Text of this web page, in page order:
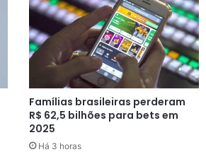
Famílias brasileiras perderam
R$ 62,5 bilhões para bets em
2025
Há 3 horas